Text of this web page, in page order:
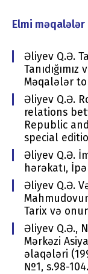
Elmi məqalələr
Əliyev Q.Ə.
Məqalələr
Əliyev Q.Ə.
relations
Republic
special
Əliyev Q.Ə.
hərəkatı,
Əliyev Q.Ə.
Tarix və
Əliyev Q.Ə.,
Mərkəzi
əlaqələri
№1, s.98-104.